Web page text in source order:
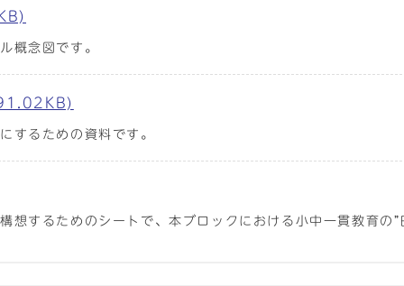
概念図です。
するための資料です。
想するためのシートで、本ブロックにおける小中一貫教育の